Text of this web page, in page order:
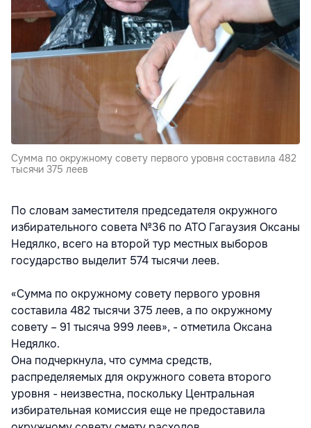
Сумма по окружному совету первого уровня составила 482
тысячи 375 леев
По словам заместителя председателя окружного
избирательного совета №36 по АТО Гагаузия Оксаны
Недялко, всего на второй тур местных выборов
государство выделит 574 тысячи леев.
«Сумма по окружному совету первого уровня
составила 482 тысячи 375 леев, а по окружному
совету – 91 тысяча 999 леев», - отметила Оксана
Недялко.
Она подчеркнула, что сумма средств,
распределяемых для окружного совета второго
уровня - неизвестна, поскольку Центральная
избирательная комиссия еще не предоставила